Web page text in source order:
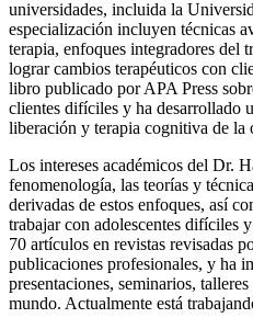
universidades, incluida la
especialización incluyen técnicas
terapia, enfoques integradores del
lograr cambios terapéuticos con
libro publicado por APA Press
clientes difíciles y ha desarrollado
liberación y terapia cognitiva de la
Los intereses académicos del Dr.
fenomenología, las teorías y
derivadas de estos enfoques, así
trabajar con adolescentes difíciles
70 artículos en revistas revisadas
publicaciones profesionales, y ha
presentaciones, seminarios,
mundo. Actualmente está